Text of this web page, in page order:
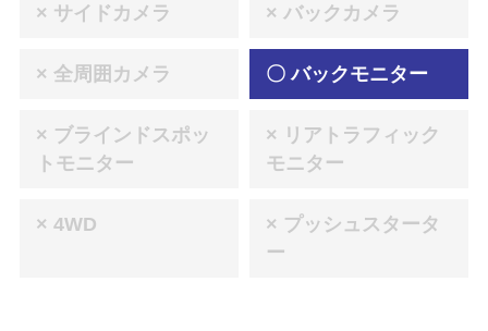
× サイドカメラ × バックカメラ
× 全周囲カメラ 〇 バックモニター
× ブラインドスポッ
トモニター
× リアトラフィック
モニター
× 4WD
× プッシュスタータ
ー